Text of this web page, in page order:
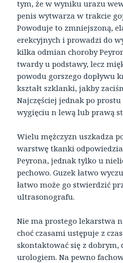
tym, że w wyniku urazu
penis wytwarza w trakcie
Powoduje to zmniejszoną,
erekcyjnych i prowadzi do
kilka odmian choroby
twardy u podstawy, lecz
powodu gorszego dopływu
kształt szklanki, jakby
Najczęściej jednak po
wygięciu n lewą lub prawą
Wielu mężczyzn uszkadza
warstwę tkanki
Peyrona, jednak tylko u
pechowo. Guzek łatwo
łatwo może go stwierdzić
ultrasonografu.
Nie ma prostego lekarstwa
choć czasami ustępuje z
skontaktować się z dobrym,
urologiem. Na pewno